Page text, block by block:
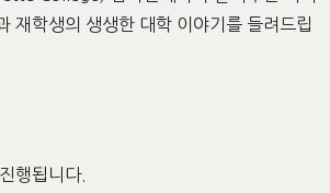
재학생의 생생한 대학 이야기를 들려드립
행됩니다.